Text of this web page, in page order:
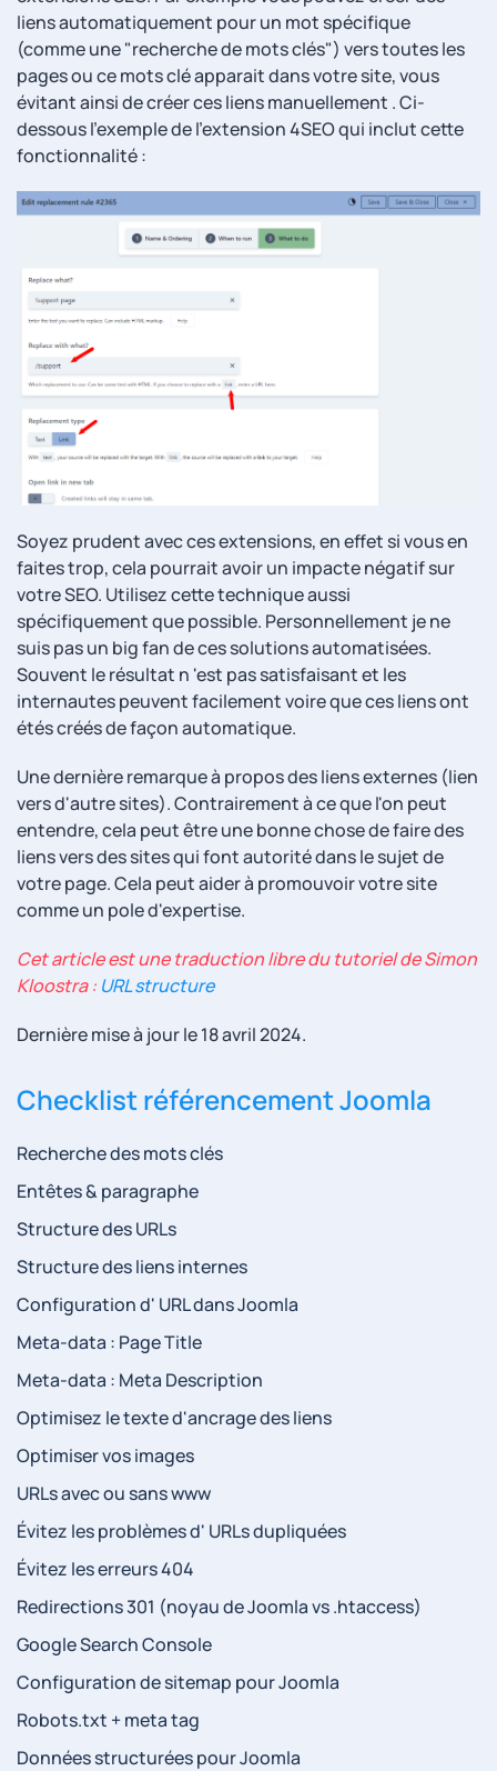
liens automatiquement pour un mot spécifique
(comme une "recherche de mots clés") vers toutes les
pages ou ce mots clé apparait dans votre site, vous
évitant ainsi de créer ces liens manuellement . Ci-
dessous l'exemple de l'extension 4SEO qui inclut cette
fonctionnalité :
Soyez prudent avec ces extensions, en effet si vous en
faites trop, cela pourrait avoir un impacte négatif sur
votre SEO. Utilisez cette technique aussi
spécifiquement que possible. Personnellement je ne
suis pas un big fan de ces solutions automatisées.
Souvent le résultat n 'est pas satisfaisant et les
internautes peuvent facilement voire que ces liens ont
étés créés de façon automatique.
Une dernière remarque à propos des liens externes (lien
vers d'autre sites). Contrairement à ce que l'on peut
entendre, cela peut être une bonne chose de faire des
liens vers des sites qui font autorité dans le sujet de
votre page. Cela peut aider à promouvoir votre site
comme un pole d'expertise.
Cet article est une traduction libre du tutoriel de Simon
Kloostra : URL structure
Dernière mise à jour le18 avril 2024.
Checklist référencement Joomla
Recherche des mots clés
Entêtes & paragraphe
Structure des URLs
Structure des liens internes
Configuration d' URL dans Joomla
Meta-data : Page Title
Meta-data : Meta Description
Optimisez le texte d'ancrage des liens
Optimiser vos images
URLs avec ou sans www
Évitez les problèmes d' URLs dupliquées
Évitez les erreurs 404
Redirections 301 (noyau de Joomla vs .htaccess)
Google Search Console
Configuration de sitemap pour Joomla
Robots.txt + meta tag
Données structurées pour Joomla